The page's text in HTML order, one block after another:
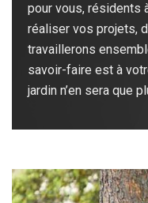
pour vous, résidents
réaliser vos projets,
travaillerons
savoir-faire est à
jardin n’en sera que